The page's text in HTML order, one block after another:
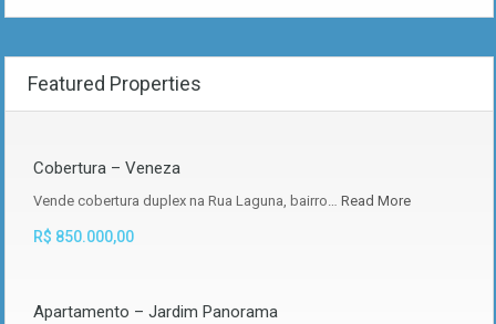
Featured Properties
Cobertura – Veneza
Vende cobertura duplex na Rua Laguna, bairro… Read More
R$ 850.000,00
Apartamento – Jardim Panorama